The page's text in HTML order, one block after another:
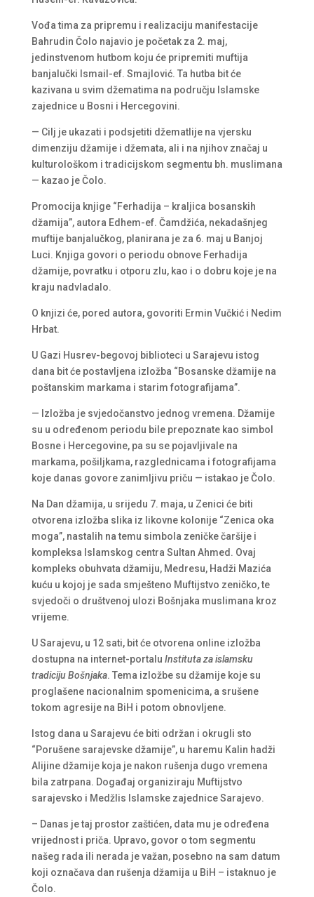
Vođa tima za pripremu i realizaciju manifestacije
Bahrudin Čolo najavio je početak za 2. maj,
jedinstvenom hutbom koju će pripremiti muftija
banjalučki Ismail-ef. Smajlović. Ta hutba bit će
kazivana u svim džematima na području Islamske
zajednice u Bosni i Hercegovini.
— Cilj je ukazati i podsjetiti džematlije na vjersku
dimenziju džamije i džemata, ali i na njihov značaj u
kulturološkom i tradicijskom segmentu bh. muslimana
— kazao je Čolo.
Promocija knjige “Ferhadija – kraljica bosanskih
džamija”, autora Edhem-ef. Čamdžića, nekadašnjeg
muftije banjalučkog, planirana je za 6. maj u Banjoj
Luci. Knjiga govori o periodu obnove Ferhadija
džamije, povratku i otporu zlu, kao i o dobru koje je na
kraju nadvladalo.
O knjizi će, pored autora, govoriti Ermin Vučkić i Nedim
Hrbat.
U Gazi Husrev-begovoj biblioteci u Sarajevu istog
dana bit će postavljena izložba “Bosanske džamije na
poštanskim markama i starim fotografijama”.
— Izložba je svjedočanstvo jednog vremena. Džamije
su u određenom periodu bile prepoznate kao simbol
Bosne i Hercegovine, pa su se pojavljivale na
markama, pošiljkama, razglednicama i fotografijama
koje danas govore zanimljivu priču — istakao je Čolo.
Na Dan džamija, u srijedu 7. maja, u Zenici će biti
otvorena izložba slika iz likovne kolonije “Zenica oka
moga”, nastalih na temu simbola zeničke čaršije i
kompleksa Islamskog centra Sultan Ahmed. Ovaj
kompleks obuhvata džamiju, Medresu, Hadži Mazića
kuću u kojoj je sada smješteno Muftijstvo zeničko, te
svjedoči o društvenoj ulozi Bošnjaka muslimana kroz
vrijeme.
U Sarajevu, u 12 sati, bit će otvorena online izložba
dostupna na internet-portalu Instituta za islamsku
tradiciju Bošnjaka. Tema izložbe su džamije koje su
proglašene nacionalnim spomenicima, a srušene
tokom agresije na BiH i potom obnovljene.
Istog dana u Sarajevu će biti održan i okrugli sto
“Porušene sarajevske džamije”, u haremu Kalin hadži
Alijine džamije koja je nakon rušenja dugo vremena
bila zatrpana. Događaj organiziraju Muftijstvo
sarajevsko i Medžlis Islamske zajednice Sarajevo.
– Danas je taj prostor zaštićen, data mu je određena
vrijednost i priča. Upravo, govor o tom segmentu
našeg rada ili nerada je važan, posebno na sam datum
koji označava dan rušenja džamija u BiH – istaknuo je
Čolo.